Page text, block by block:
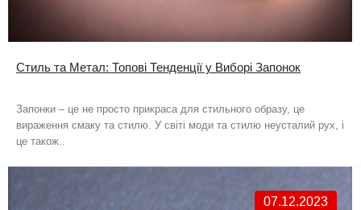
Стиль та Метал: Топові Тенденції у Виборі Запонок
Запонки – це не просто прикраса для стильного образу, це
вираження смаку та стилю. У світі моди та стилю неусталий рух, і
це також..
07.12.2023